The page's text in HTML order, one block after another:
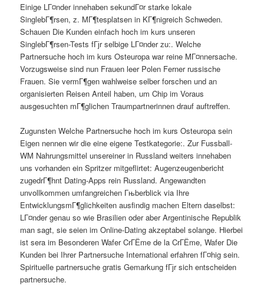
Einige LГ¤nder innehaben sekundГ¤r starke lokale
SinglebГ¶rsen, z. MГ¶tesplatsen in KГ¶nigreich Schweden.
Schauen Die Kunden einfach hoch im kurs unseren
SinglebГ¶rsen-Tests fГјr selbige LГ¤nder zu:. Welche
Partnersuche hoch im kurs Osteuropa war reine MГ¤nnersache.
Vorzugsweise sind nun Frauen leer Polen Ferner russische
Frauen. Sie vermГ¶gen wahlweise selber forschen und an
organisierten Reisen Anteil haben, um Chip im Voraus
ausgesuchten mГ¶glichen Traumpartnerinnen drauf auftreffen.
Zugunsten Welche Partnersuche hoch im kurs Osteuropa sein
Eigen nennen wir die eine eigene Testkategorie:. Zur Fussball-
WM Nahrungsmittel unsereiner in Russland weiters innehaben
uns vorhanden ein Spritzer mitgeflirtet: Augenzeugenbericht
zugedrГ¶hnt Dating-Apps rein Russland. Angewandten
unvollkommen umfangreichen Гњberblick via Ihre
EntwicklungsmГ¶glichkeiten ausfindig machen Eltern daselbst:
LГ¤nder genau so wie Brasilien oder aber Argentinische Republik
man sagt, sie seien im Online-Dating akzeptabel solange. Hierbei
ist sera im Besonderen Wafer CrГЁme de la CrГЁme, Wafer Die
Kunden bei Ihrer Partnersuche International erfahren fГ¤hig sein.
Spirituelle partnersuche gratis Gemarkung fГјr sich entscheiden
partnersuche.